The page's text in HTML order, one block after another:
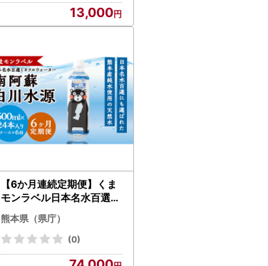
13,000
【6か月連続定期便】くま
モンラベル日本名水百選ミ
ネラルウォーター「南阿蘇
・白川水源」500ml×24
本入1ケース×6か月
熊本県（県庁）
(0)